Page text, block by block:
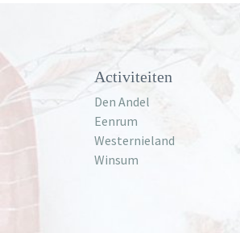
Activiteiten
Den Andel
Eenrum
Westernieland
Winsum